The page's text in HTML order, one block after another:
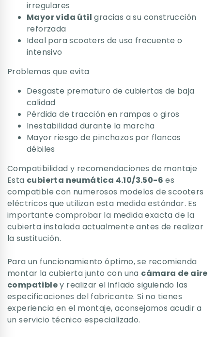
irregulares
Mayor vida útil gracias a su construcción
reforzada
Ideal para scooters de uso frecuente o
intensivo
Problemas que evita
Desgaste prematuro de cubiertas de baja
calidad
Pérdida de tracción en rampas o giros
Inestabilidad durante la marcha
Mayor riesgo de pinchazos por flancos
débiles
Compatibilidad y recomendaciones de montaje
Esta cubierta neumática 4.10/3.50-6 es
compatible con numerosos modelos de scooters
eléctricos que utilizan esta medida estándar. Es
importante comprobar la medida exacta de la
cubierta instalada actualmente antes de realizar
la sustitución.
Para un funcionamiento óptimo, se recomienda
montar la cubierta junto con una cámara de aire
compatibley realizar el inflado siguiendo las
especificaciones del fabricante. Si no tienes
experiencia en el montaje, aconsejamos acudir a
un servicio técnico especializado.